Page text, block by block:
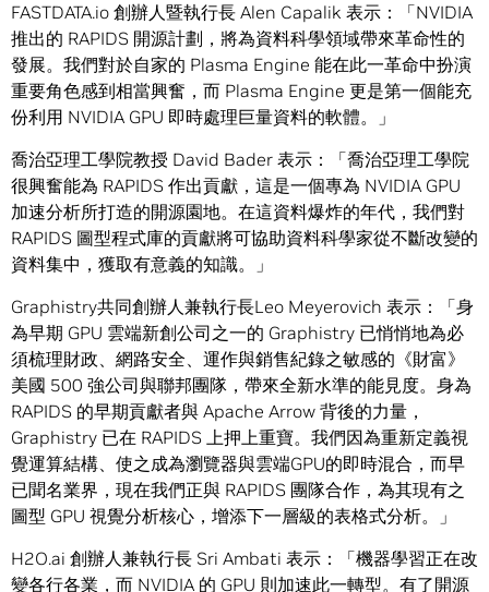
FASTDATA.io 創辦人暨執行長 Alen Capalik 表示：「NVIDIA
推出的 RAPIDS 開源計劃，將為資料科學領域帶來革命性的
發展。我們對於自家的 Plasma Engine 能在此一革命中扮演
重要角色感到相當興奮，而 Plasma Engine 更是第一個能充
份利用 NVIDIA GPU 即時處理巨量資料的軟體。」
喬治亞理工學院教授 David Bader 表示：「喬治亞理工學院
很興奮能為 RAPIDS 作出貢獻，這是一個專為 NVIDIA GPU
加速分析所打造的開源園地。在這資料爆炸的年代，我們對
RAPIDS 圖型程式庫的貢獻將可協助資料科學家從不斷改變的
資料集中，獲取有意義的知識。」
Graphistry共同創辦人兼執行長Leo Meyerovich 表示：「身
為早期 GPU 雲端新創公司之一的 Graphistry 已悄悄地為必
須梳理財政、網路安全、運作與銷售紀錄之敏感的《財富》
美國 500 強公司與聯邦團隊，帶來全新水準的能見度。身為
RAPIDS 的早期貢獻者與 Apache Arrow 背後的力量，
Graphistry 已在 RAPIDS 上押上重寶。我們因為重新定義視
覺運算結構、使之成為瀏覽器與雲端GPU的即時混合，而早
已聞名業界，現在我們正與 RAPIDS 團隊合作，為其現有之
圖型 GPU 視覺分析核心，增添下一層級的表格式分析。」
H2O.ai 創辦人兼執行長 Sri Ambati 表示：「機器學習正在改
變各行各業，而 NVIDIA 的 GPU 則加速此一轉型。有了開源